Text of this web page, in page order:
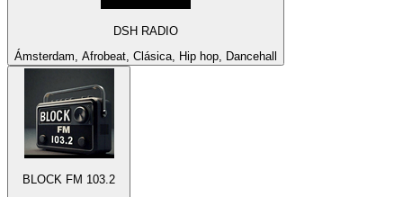
DSH RADIO
Ámsterdam, Afrobeat, Clásica, Hip hop, Dancehall
BLOCK FM 103.2